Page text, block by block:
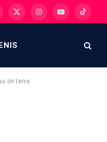
X
InstagramYouTubeTikTok
de tenis